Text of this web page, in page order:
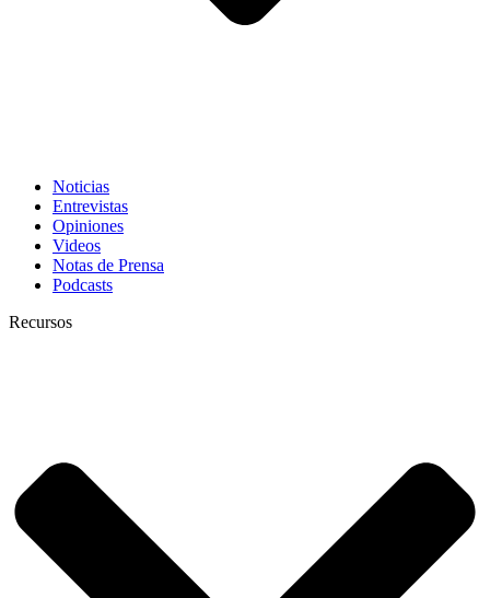
Noticias
Entrevistas
Opiniones
Videos
Notas de Prensa
Podcasts
Recursos